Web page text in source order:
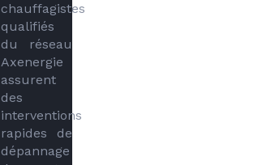
chauffagistes
qualifiés
du réseau
Axenergie
assurent
des
interventions
rapides de
dépannage